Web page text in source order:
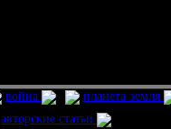
война планета земля
авторские статьи